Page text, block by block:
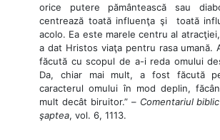
orice putere pământească sau
centrează toată influenţa şi toată
acolo. Ea este marele centru al
a dat Hristos viaţa pentru rasa umană.
făcută cu scopul de a-i reda omului
Da, chiar mai mult, a fost făcută
caracterul omului în mod deplin,
mult decât biruitor.” – Comentariul
şaptea, vol. 6, 1113.